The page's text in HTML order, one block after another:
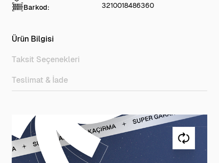
Barkod:
3210018486360
Ürün Bilgisi
Taksit Seçenekleri
Teslimat & İade